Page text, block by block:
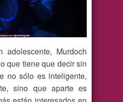
adolescente, Murdoch
que tiene que decir sin
no sólo es inteligente,
sino que aparte es